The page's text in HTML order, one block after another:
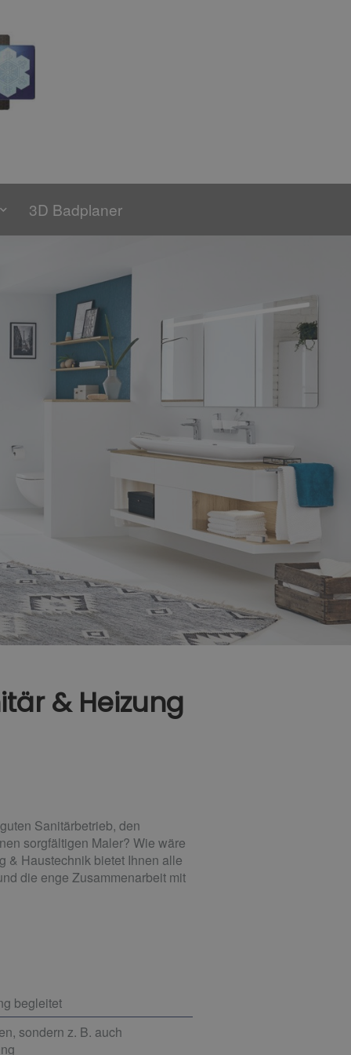
3D Badplaner
& Heizung
Sanitärbetrieb, den
sorgfältigen Maler? Wie wäre
& Haustechnik bietet Ihnen alle
die enge Zusammenarbeit mit
begleitet
sondern z. B. auch